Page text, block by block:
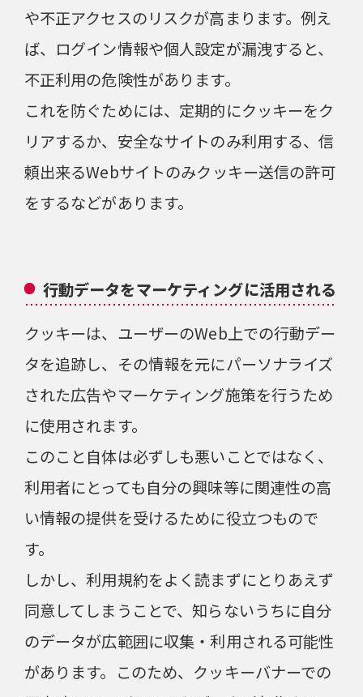
や不正アクセスのリスクが高まります。例え
ば、ログイン情報や個人設定が漏洩すると、
不正利用の危険性があります。
これを防ぐためには、定期的にクッキーをク
リアするか、安全なサイトのみ利用する、信
頼出来るWebサイトのみクッキー送信の許可
をするなどがあります。
行動データをマーケティングに活用される
クッキーは、ユーザーのWeb上での行動デー
タを追跡し、その情報を元にパーソナライズ
された広告やマーケティング施策を行うため
に使用されます。
このこと自体は必ずしも悪いことではなく、
利用者にとっても自分の興味等に関連性の高
い情報の提供を受けるために役立つもので
す。
しかし、利用規約をよく読まずにとりあえず
同意してしまうことで、知らないうちに自分
のデータが広範囲に収集・利用される可能性
があります。このため、クッキーバナーでの